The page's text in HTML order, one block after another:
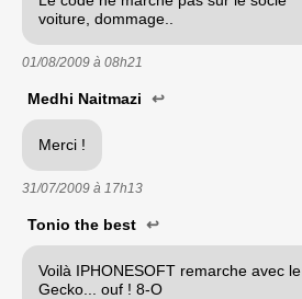
voiture, dommage..
01/08/2009 à 08h21
Medhi Naitmazi ↩
Merci !
31/07/2009 à 17h13
Tonio the best ↩
Voilà IPHONESOFT remarche avec le
Gecko... ouf ! 8-O